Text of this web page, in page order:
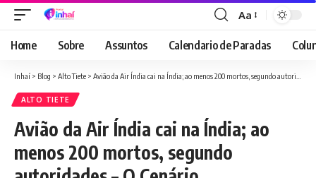
Font
Resizer
Aa
Home Sobre Assuntos Calendario de Paradas
Inhaí > Blog > Alto Tiete > Avião da Air Índia cai na Índia; ao menos 200 mortos, segundo autoridades – O Cenário
ALTO TIETE
Avião da Air Índia cai na Índia; ao
menos 200 mortos, segundo